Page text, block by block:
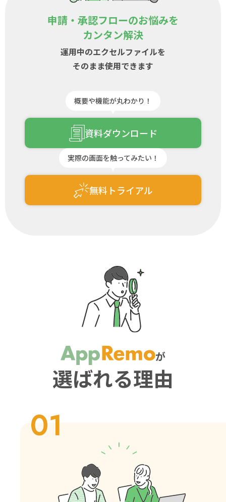
申請・承認フローのお悩みを
カンタン解決
運用中のエクセルファイルを
そのまま使用できます
概要や機能が丸わかり！
資料ダウンロード
実際の画面を触ってみたい！
無料トライアル
が
選ばれる理由
01